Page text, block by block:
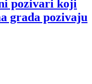
pozivari koji
grada pozivaju